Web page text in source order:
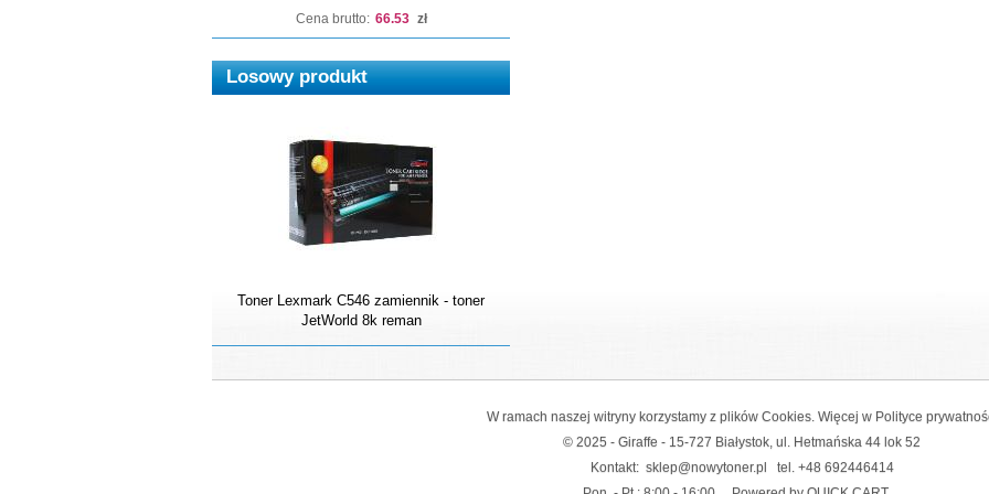
Cena brutto: 66.53 zł
Losowy produkt
Toner Lexmark C546 zamiennik - toner
JetWorld 8k reman
W ramach naszej witryny korzystamy z plików Cookies. Więcej w Polityce
© 2025 - Giraffe - 15-727 Białystok, ul. Hetmańska 44 lok 52
Kontakt: sklep@nowytoner.pl tel. +48 692446414